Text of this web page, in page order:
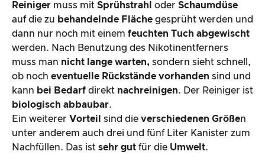
Preis-/ Leistungsverhältnis
Gesamtergebnis
Reiniger muss mit Sprühstrahl oder Schaumdüse
auf die zu behandelnde Fläche gesprüht werden und
dann nur noch mit einem feuchten Tuch abgewischt
werden. Nach Benutzung des Nikotinentferners
muss man nicht lange warten, sondern sieht schnell,
ob noch eventuelle Rückstände vorhanden sind und
kann bei Bedarf direkt nachreinigen. Der Reiniger ist
biologisch abbaubar.
Ein weiterer Vorteil sind die verschiedenen Größen
unter anderem auch drei und fünf Liter Kanister zum
Nachfüllen. Das ist sehr gut für die Umwelt.